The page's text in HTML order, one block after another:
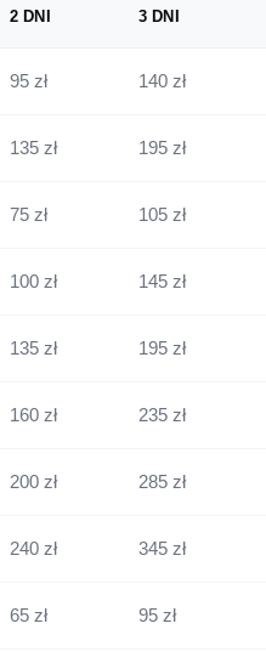
2 DNI 3 DNI
95 zł 140 zł
135 zł 195 zł
75 zł 105 zł
100 zł 145 zł
135 zł 195 zł
160 zł 235 zł
200 zł 285 zł
240 zł 345 zł
65 zł 95 zł